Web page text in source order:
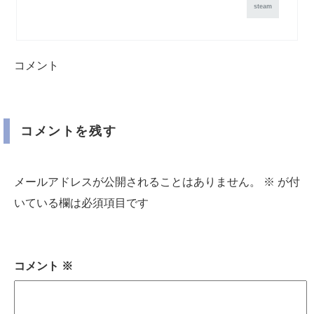
steam
コメント
コメントを残す
メールアドレスが公開されることはありません。 ※ が付
いている欄は必須項目です
コメント ※